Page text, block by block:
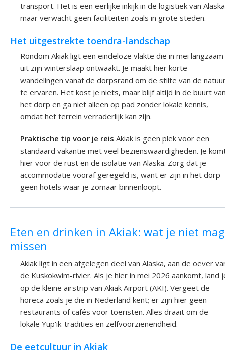
transport. Het is een eerlijke inkijk in de logistiek van
maar verwacht geen faciliteiten zoals in grote steden.
Het uitgestrekte toendra-landschap
Rondom Akiak ligt een eindeloze vlakte die in mei langzaam
uit zijn winterslaap ontwaakt. Je maakt hier korte
wandelingen vanaf de dorpsrand om de stilte van de
te ervaren. Het kost je niets, maar blijf altijd in de buurt
het dorp en ga niet alleen op pad zonder lokale kennis,
omdat het terrein verraderlijk kan zijn.
Praktische tip voor je reis Akiak is geen plek voor een
standaard vakantie met veel bezienswaardigheden. Je
hier voor de rust en de isolatie van Alaska. Zorg dat je
accommodatie vooraf geregeld is, want er zijn in het dorp
geen hotels waar je zomaar binnenloopt.
Eten en drinken in Akiak: wat je niet mag
missen
Akiak ligt in een afgelegen deel van Alaska, aan de oever
de Kuskokwim-rivier. Als je hier in mei 2026 aankomt, land
op de kleine airstrip van Akiak Airport (AKI). Vergeet de
horeca zoals je die in Nederland kent; er zijn hier geen
restaurants of cafés voor toeristen. Alles draait om de
lokale Yup'ik-tradities en zelfvoorzienendheid.
De eetcultuur in Akiak